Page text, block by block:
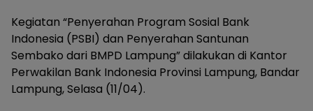
Kegiatan “Penyerahan Program Sosial Bank
Indonesia (PSBI) dan Penyerahan Santunan
Sembako dari BMPD Lampung” dilakukan di Kantor
Perwakilan Bank Indonesia Provinsi Lampung, Bandar
Lampung, Selasa (11/04).